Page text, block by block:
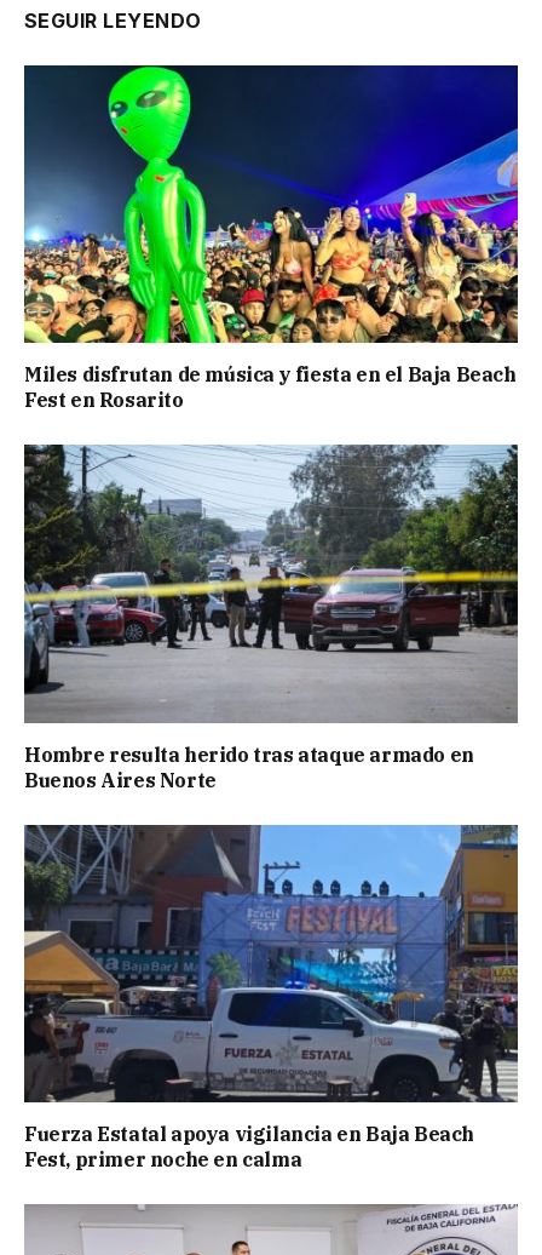
SEGUIR LEYENDO
Miles disfrutan de música y fiesta en el Baja Beach
Fest en Rosarito
Hombre resulta herido tras ataque armado en
Buenos Aires Norte
Fuerza Estatal apoya vigilancia en Baja Beach
Fest, primer noche en calma